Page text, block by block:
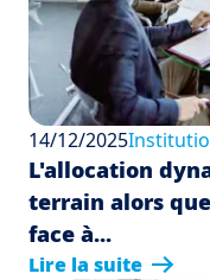
14/12/2025
L'allocation
terrain alors
face à...
Lire la suite